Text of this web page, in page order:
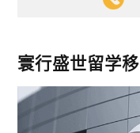
寰行盛世留学